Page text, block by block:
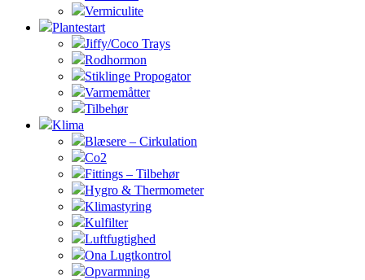
Vermiculite
Plantestart
Jiffy/Coco Trays
Rodhormon
Stiklinge Propogator
Varmemåtter
Tilbehør
Klima
Blæsere – Cirkulation
Co2
Fittings – Tilbehør
Hygro & Thermometer
Klimastyring
Kulfilter
Luftfugtighed
Ona Lugtkontrol
Opvarmning